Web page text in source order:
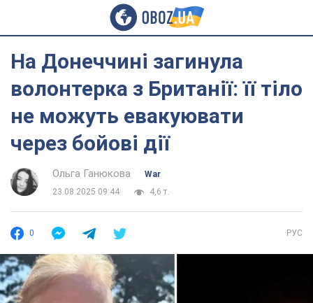
На Донеччині загинула
волонтерка з Британії: її тіло
не можуть евакуювати
через бойові дії
Ольга Ганюкова
War
23.08.2025 09:44
4,6 т.
0 РУС